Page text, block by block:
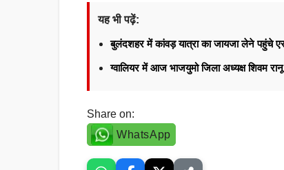
यह भी पढ़ें:
बुलंदशहर में कांवड़ यात्रा का जायजा लेने पहुंचे
ग्वालियर में आज भाजयुमो जिला अध्यक्ष शिवम
Share on:
WhatsApp